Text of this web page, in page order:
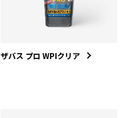
ザバス プロ WPIクリア